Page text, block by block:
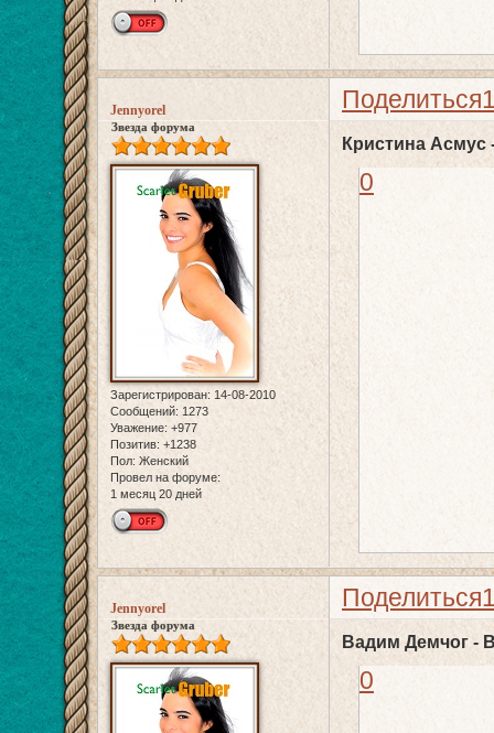
Поделиться
Jennyorel
Звезда форума
Зарегистрирован: 14-08-2010
Сообщений: 1273
Уважение: +977
Позитив: +1238
Пол: Женский
Провел на форуме:
1 месяц 20 дней
Кристина Асмус
0
Поделиться
Jennyorel
Звезда форума
Вадим Демчог -
0